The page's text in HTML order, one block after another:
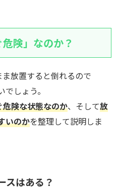
険」なのか？
放置すると倒れるので
しょう。
危険な状態なのか、そして放
いのかを整理して説明しま
スはある？